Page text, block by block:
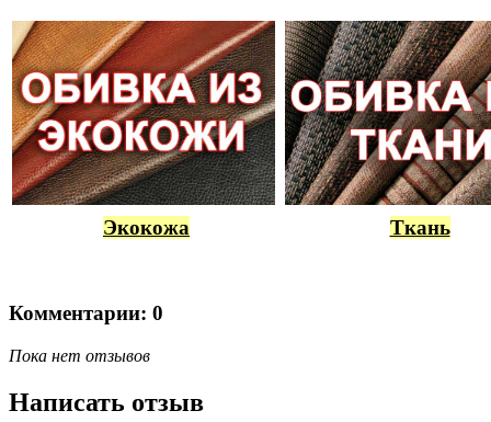
Экокожа Ткань
Комментарии: 0
Пока нет отзывов
Написать отзыв